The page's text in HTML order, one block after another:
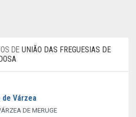
DE UNIÃO DAS FREGUESIAS DE
Várzea
DE MERUGE